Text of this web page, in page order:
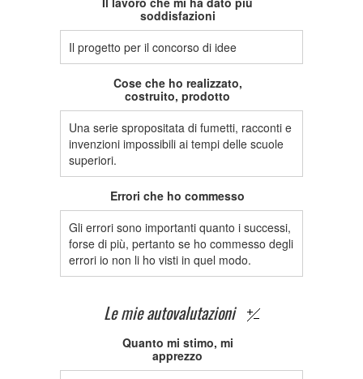
soddisfazioni
Il progetto per il concorso di idee
Cose che ho realizzato,
costruito, prodotto
Una serie spropositata di fumetti, racconti e
invenzioni impossibili ai tempi delle scuole
superiori.
Errori che ho commesso
Gli errori sono importanti quanto i successi,
forse di più, pertanto se ho commesso degli
errori io non li ho visti in quel modo.
Le mie autovalutazioni
Quanto mi stimo, mi
apprezzo